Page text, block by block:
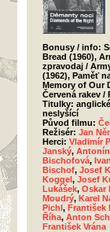
Bonusy / info:
Bread (1960),
zpravodaj /
(1962), Paměť
Memory of Our
Červená rakev /
Titulky:
neslyšící
Původ filmu:
Režisér: Jan
Herci: Vladimír
Janský,
Bischofová,
Bischof, Josef
Koggel, Josef
Lukášek, Oskar
Moudrý, Karel
Pichl, František
Říha, Anton
František Vrána